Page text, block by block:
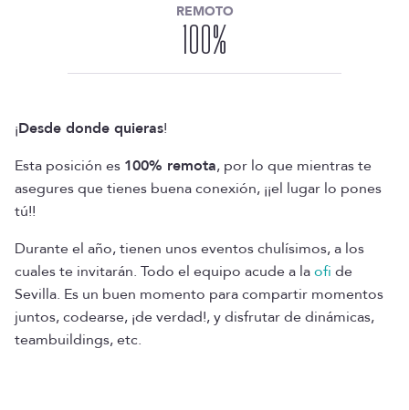
REMOTO
100%
¡Desde donde quieras!
Esta posición es 100% remota, por lo que mientras te
asegures que tienes buena conexión, ¡¡el lugar lo pones
tú!!
Durante el año, tienen unos eventos chulísimos, a los
cuales te invitarán. Todo el equipo acude a laofi de
Sevilla. Es un buen momento para compartir momentos
juntos, codearse, ¡de verdad!, y disfrutar de dinámicas,
teambuildings, etc.